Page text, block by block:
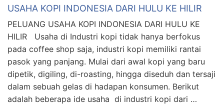
USAHA KOPI INDONESIA DARI HULU KE HILIR
PELUANG USAHA KOPI INDONESIA DARI HULU KE
HILIR Usaha di Industri kopi tidak hanya berfokus
pada coffee shop saja, industri kopi memiliki rantai
pasok yang panjang. Mulai dari awal kopi yang baru
dipetik, digiling, di-roasting, hingga diseduh dan tersaji
dalam sebuah gelas di hadapan konsumen. Berikut
adalah beberapa ide usaha di industri kopi dari …